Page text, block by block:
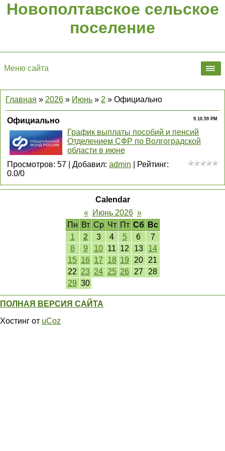
Новополтавское сельское
поселение
Меню сайта
Главная » 2026 » Июнь » 2 » Официально
9.10.59 PM
Официально
График выплаты пособий и пенсий
Отделением СФР по Волгоградской
области в июне
Просмотров: 57 Добавил: admin Рейтинг:
0.0/0
Calendar
«
Июнь 2026 »
Пн Вт Ср Чт Пт Сб
Вс
1
2 3 4 5 6
7
8
9 10 11 12 13
14
15 16 17 18 19 20
21
22 23 24 25 26 27
28
29 30
ПОЛНАЯ ВЕРСИЯ САЙТА
Хостинг от uCoz